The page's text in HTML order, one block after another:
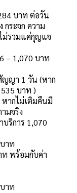
บาท ต่อวัน
กระจก ความ
ม่รวมแค่กุญแจ
– 1,070 บาท
ญญา 1 วัน (หาก
บาท )
ากไม่เติมคืนมี
มจริง
ริการ 1,070
าท
พร้อมกับค่า
าท